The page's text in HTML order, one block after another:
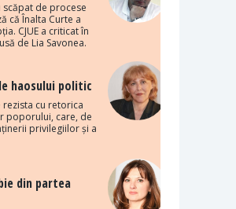
scăpat de procese
că Înalta Curte a
CJUE a criticat în
de Lia Savonea.
haosului politic
cu retorica
poporului, care, de
privilegiilor și a
din partea